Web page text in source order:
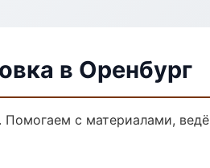
в Оренбург
Помогаем с материалами,